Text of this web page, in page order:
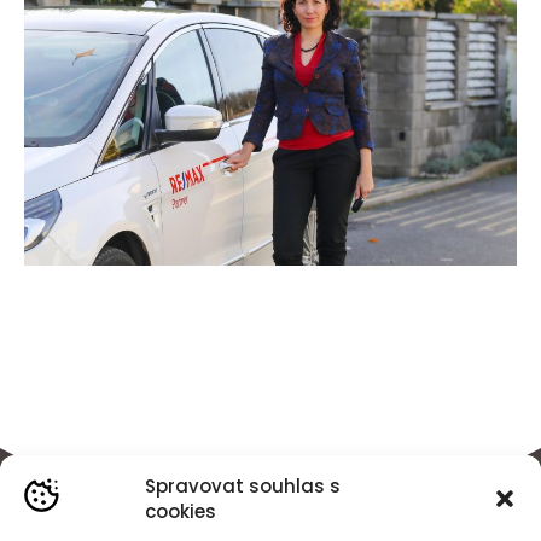
Spravovat souhlas s
cookies